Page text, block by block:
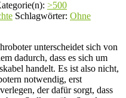
>500
Schlagwörter: Ohne
unterscheidet sich von
dadurch, dass es sich um
handelt. Es ist also nicht,
notwendig, erst
der dafür sorgt, dass